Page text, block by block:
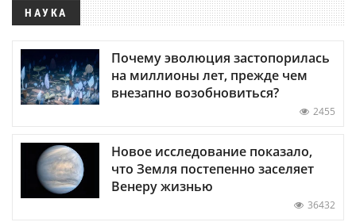
НАУКА
Почему эволюция застопорилась
на миллионы лет, прежде чем
внезапно возобновиться?
2455
Новое исследование показало,
что Земля постепенно заселяет
Венеру жизнью
36432